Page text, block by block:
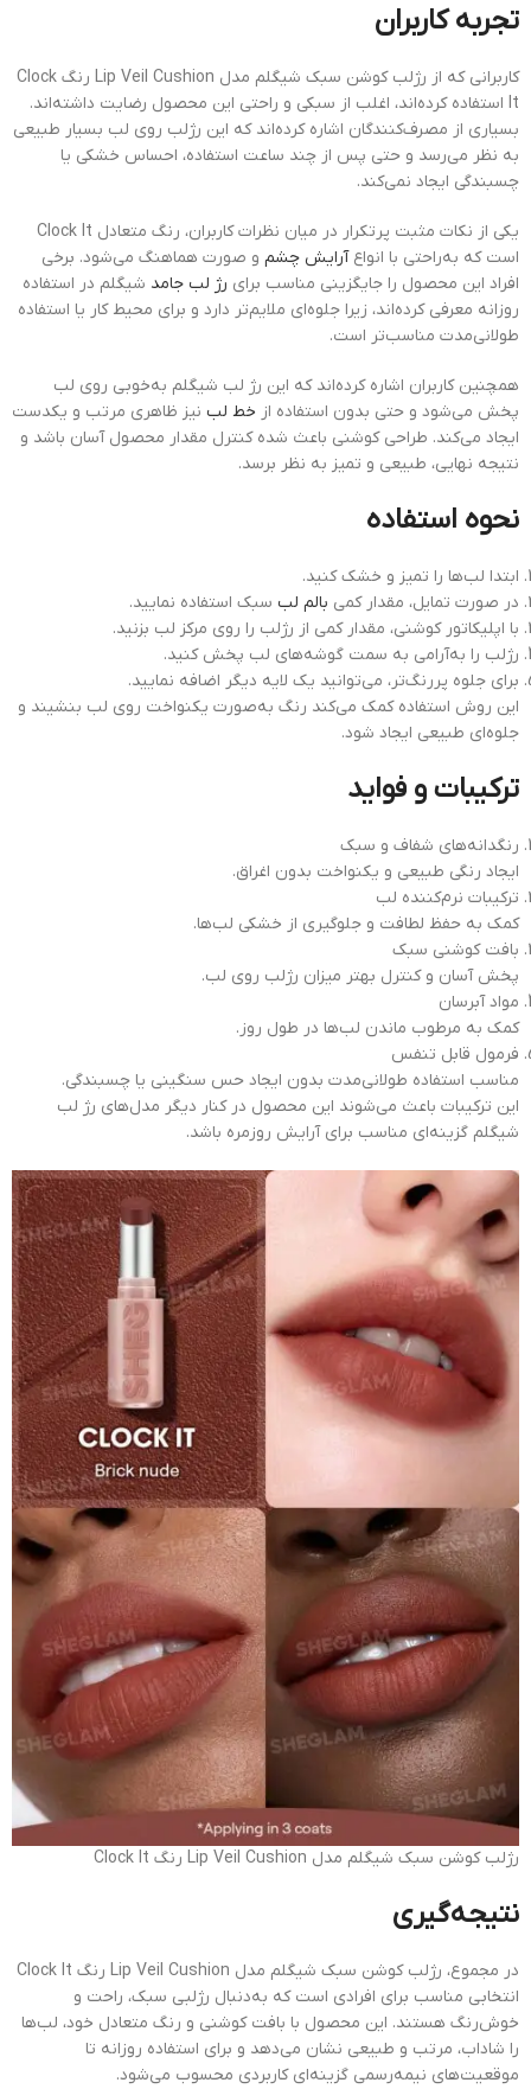
تجربه کاربران
کاربرانی که از رژلب کوشن سبک شیگلم مدل Lip Veil Cushion رنگ Clock
It استفاده کرده‌اند، اغلب از سبکی و راحتی این محصول رضایت داشته‌اند.
بسیاری از مصرف‌کنندگان اشاره کرده‌اند که این رژلب روی لب بسیار طبیعی
به نظر می‌رسد و حتی پس از چند ساعت استفاده، احساس خشکی یا
چسبندگی ایجاد نمی‌کند.
یکی از نکات مثبت پرتکرار در میان نظرات کاربران، رنگ متعادل Clock It
است که به‌راحتی با انواعآرایش چشم و صورت هماهنگ می‌شود. برخی
افراد این محصول را جایگزینی مناسب برای رژ لب جامد شیگلم در استفاده
روزانه معرفی کرده‌اند، زیرا جلوه‌ای ملایم‌تر دارد و برای محیط کار یا استفاده
طولانی‌مدت مناسب‌تر است.
همچنین کاربران اشاره کرده‌اند که این رژ لب شیگلم به‌خوبی روی لب
پخش می‌شود و حتی بدون استفاده از خط لب نیز ظاهری مرتب و یکدست
ایجاد می‌کند. طراحی کوشنی باعث شده کنترل مقدار محصول آسان باشد و
نتیجه نهایی، طبیعی و تمیز به نظر برسد.
نحوه استفاده
ابتدا لب‌ها را تمیز و خشک کنید.
در صورت تمایل، مقدار کمی بالم لب سبک استفاده نمایید.
با اپلیکاتور کوشنی، مقدار کمی از رژلب را روی مرکز لب بزنید.
رژلب را به‌آرامی به سمت گوشه‌های لب پخش کنید.
برای جلوه پررنگ‌تر، می‌توانید یک لایه دیگر اضافه نمایید.
این روش استفاده کمک می‌کند رنگ به‌صورت یکنواخت روی لب بنشیند و
جلوه‌ای طبیعی ایجاد شود.
ترکیبات و فواید
رنگدانه‌های شفاف و سبک
ایجاد رنگی طبیعی و یکنواخت بدون اغراق.
ترکیبات نرم‌کننده لب
کمک به حفظ لطافت و جلوگیری از خشکی لب‌ها.
بافت کوشنی سبک
پخش آسان و کنترل بهتر میزان رژلب روی لب.
مواد آبرسان
کمک به مرطوب ماندن لب‌ها در طول روز.
فرمول قابل تنفس
مناسب استفاده طولانی‌مدت بدون ایجاد حس سنگینی یا چسبندگی.
این ترکیبات باعث می‌شوند این محصول در کنار دیگر مدل‌های رژ لب
شیگلم گزینه‌ای مناسب برای آرایش روزمره باشد.
رژلب کوشن سبک شیگلم مدل Lip Veil Cushion رنگ Clock It
نتیجه‌گیری
در مجموع، رژلب کوشن سبک شیگلم مدل Lip Veil Cushion رنگ Clock It
انتخابی مناسب برای افرادی است که به‌دنبال رژلبی سبک، راحت و
خوش‌رنگ هستند. این محصول با بافت کوشنی و رنگ متعادل خود، لب‌ها
را شاداب، مرتب و طبیعی نشان می‌دهد و برای استفاده روزانه تا
موقعیت‌های نیمه‌رسمی گزینه‌ای کاربردی محسوب می‌شود.